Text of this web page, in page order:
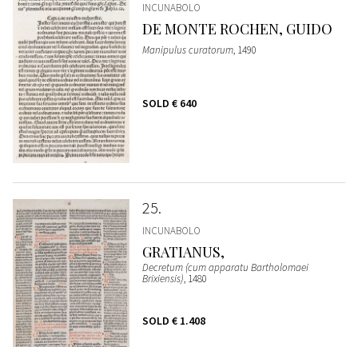
INCUNABOLO
DE MONTE ROCHEN, GUIDO
Manipulus curatorum, 1490
SOLD € 640
25
INCUNABOLO
GRATIANUS,
Decretum (cum apparatu Bartholomaei
Brixiensis), 1480
SOLD € 1.408